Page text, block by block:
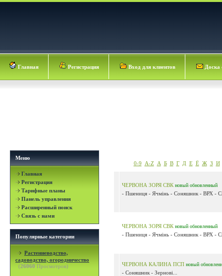
Главная Регистрация Вход для клиентов Доска
Меню
Главная
Регистрация
Тарифные планы
Панель управления
Расширенный поиск
Связь с нами
Популярные категории
Растениеводство,
садоводство, огородничество
(26060 Просмотров)
0-9 A-Z А Б В Г Д Е Ё Ж З И
ЧЕРВОНА ЗОРЯ СВК новый обновленный
- Пшениця - Ячмінь - Соняшник - ВРХ -
ЧЕРВОНА ЗОРЯ СВК новый обновленный
- Пшениця - Ячмінь - Соняшник - ВРХ -
ЧЕРВОНА КАЛИНА ПСП новый
- Соняшник - Зернові...